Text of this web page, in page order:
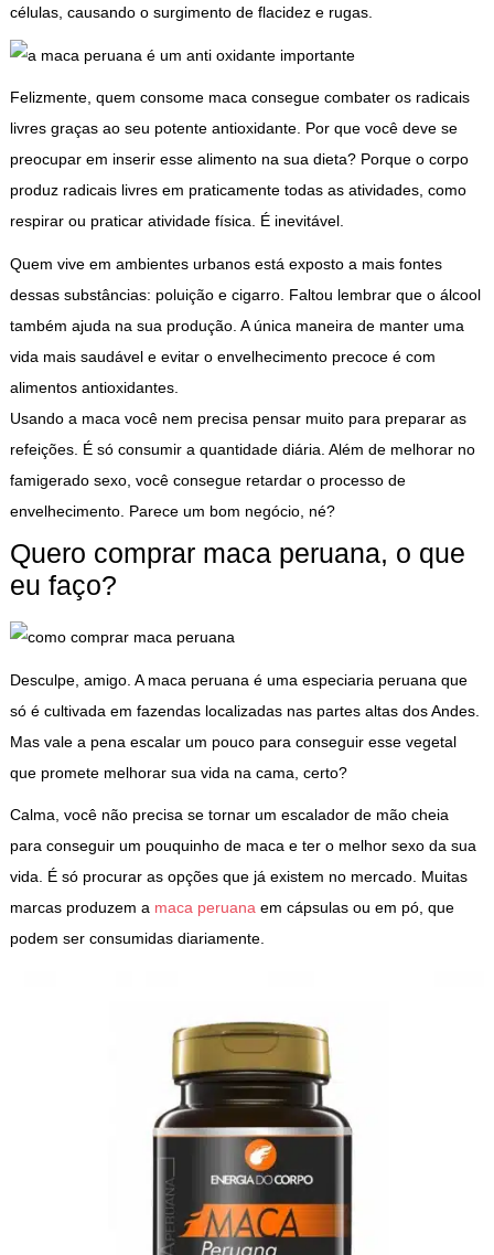
células, causando o surgimento de flacidez e rugas.
Felizmente, quem consome maca consegue combater os radicais
livres graças ao seu potente antioxidante. Por que você deve se
preocupar em inserir esse alimento na sua dieta? Porque o corpo
produz radicais livres em praticamente todas as atividades, como
respirar ou praticar atividade física. É inevitável.
Quem vive em ambientes urbanos está exposto a mais fontes
dessas substâncias: poluição e cigarro. Faltou lembrar que o álcool
também ajuda na sua produção. A única maneira de manter uma
vida mais saudável e evitar o envelhecimento precoce é com
alimentos antioxidantes.
Usando a maca você nem precisa pensar muito para preparar as
refeições. É só consumir a quantidade diária. Além de melhorar no
famigerado sexo, você consegue retardar o processo de
envelhecimento. Parece um bom negócio, né?
Quero comprar maca peruana, o que
eu faço?
Desculpe, amigo. A maca peruana é uma especiaria peruana que
só é cultivada em fazendas localizadas nas partes altas dos Andes.
Mas vale a pena escalar um pouco para conseguir esse vegetal
que promete melhorar sua vida na cama, certo?
Calma, você não precisa se tornar um escalador de mão cheia
para conseguir um pouquinho de maca e ter o melhor sexo da sua
vida. É só procurar as opções que já existem no mercado. Muitas
marcas produzem a maca peruanaem cápsulas ou em pó, que
podem ser consumidas diariamente.